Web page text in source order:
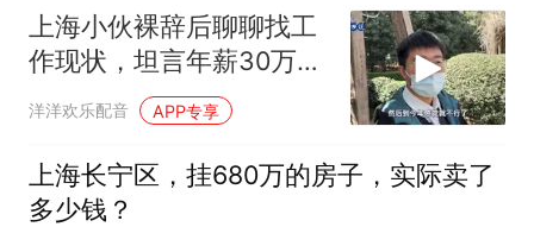
上海小伙裸辞后聊聊找工
作现状，坦言年薪30万的
是少数
洋洋欢乐配音 APP专享
上海长宁区，挂680万的房子，实际卖了
多少钱？